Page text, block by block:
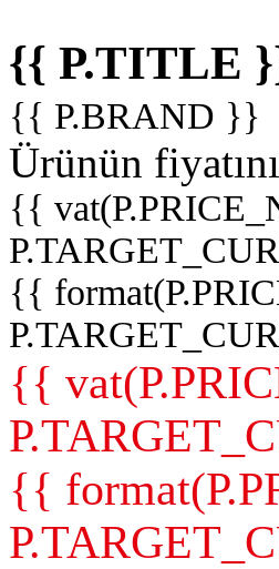
{{ P.TITLE
{{ P.BRAND }}
Ürünün
{{
{{
{{
{{